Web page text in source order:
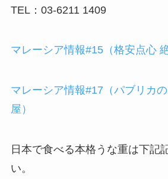
TEL：03-6211 1409
マレーシア情報#15（格安点心
マレーシア情報#17（パブリカ
屋）
日本で食べる本格うな重は下記
い。